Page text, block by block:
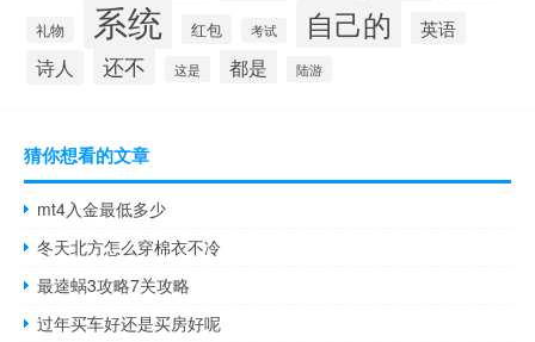
礼物 系统 红包 考试 自己的 英语
诗人 还不 这是 都是 陆游
猜你想看的文章
mt4入金最低多少
冬天北方怎么穿棉衣不冷
最逵蜗3攻略7关攻略
过年买车好还是买房好呢